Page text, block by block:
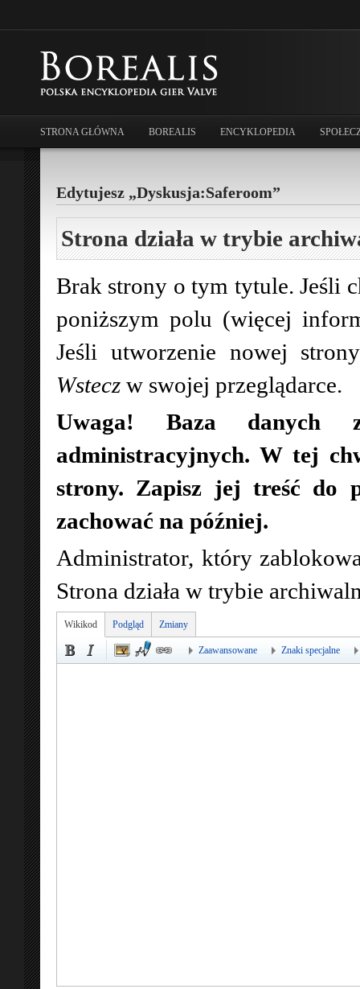
STRONA GŁÓWNA BOREALIS ENCYKLOPEDIA
Edytujesz „Dyskusja:Saferoom”
Strona działa w trybie
Brak strony o tym tytule. Jeśli
poniższym polu (więcej
Jeśli utworzenie nowej
Wstecz w swojej przeglądarce.
Uwaga! Baza danych
administracyjnych. W tej
strony. Zapisz jej treść do
zachować na później.
Administrator, który
Strona działa w trybie
Wikikod Podgląd Zmiany
Zaawansowane Znaki specjalne